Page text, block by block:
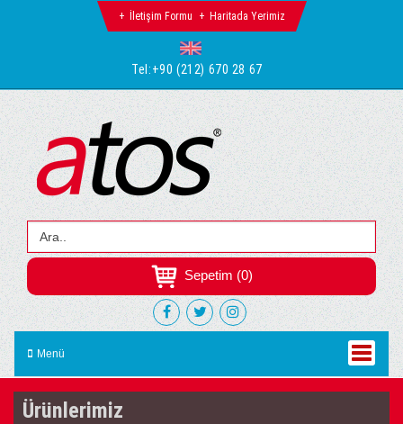
Tel:+90 (212) 670 28 67
İletişim Formu Haritada Yerimiz
Sepetim (0)
Menü
Ürünlerimiz